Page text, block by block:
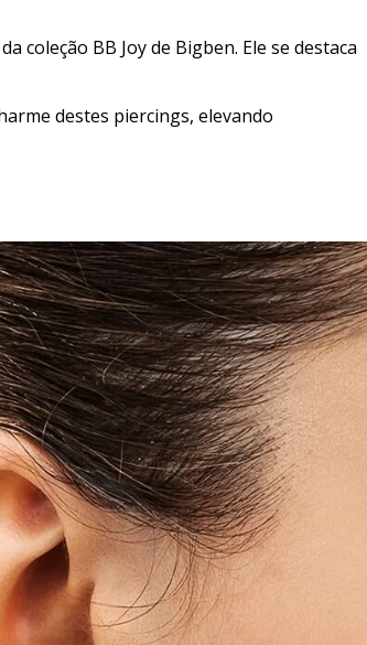
da coleção BB Joy de Bigben. Ele se destaca
destes piercings, elevando